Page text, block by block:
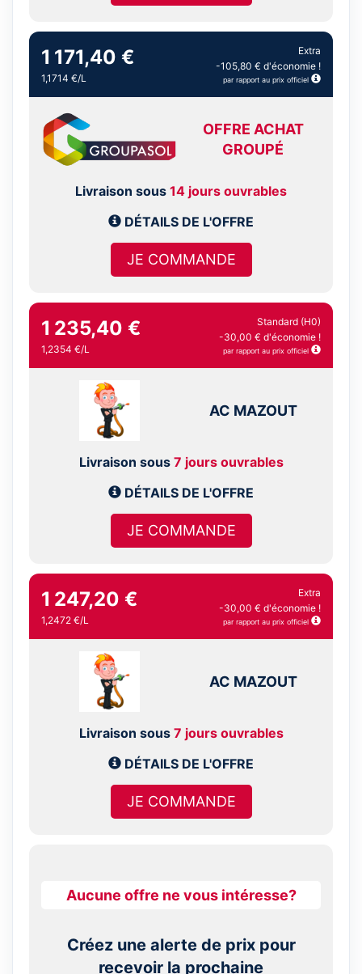
1 171,40 €
1,1714 €/L
Extra
-105,80 € d'économie !
par rapport au prix officiel
OFFRE ACHAT
GROUPÉ
Livraison sous 14 jours ouvrables
DÉTAILS DE L'OFFRE
JE COMMANDE
1 235,40 €
1,2354 €/L
Standard (H0)
-30,00 € d'économie !
par rapport au prix officiel
AC MAZOUT
Livraison sous 7 jours ouvrables
DÉTAILS DE L'OFFRE
JE COMMANDE
1 247,20 €
1,2472 €/L
Extra
-30,00 € d'économie !
par rapport au prix officiel
AC MAZOUT
Livraison sous 7 jours ouvrables
DÉTAILS DE L'OFFRE
JE COMMANDE
Aucune offre ne vous intéresse?
Créez une alerte de prix pour
recevoir la prochaine